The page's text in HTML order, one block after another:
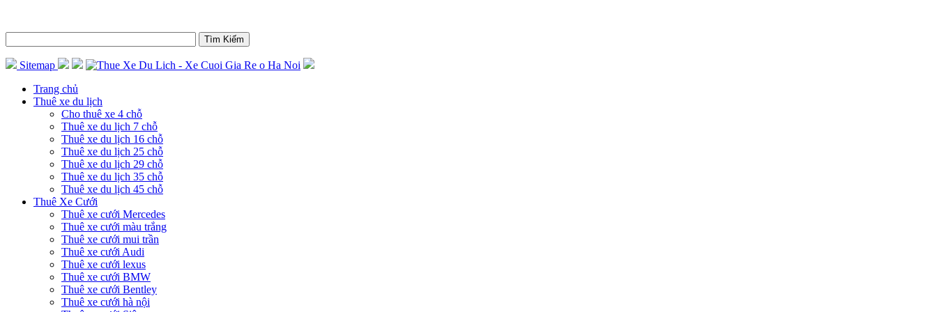
Sitemap
Trang chủ
Thuê xe du lịch
Cho thuê xe 4 chỗ
Thuê xe du lịch 7 chỗ
Thuê xe du lịch 16 chỗ
Thuê xe du lịch 25 chỗ
Thuê xe du lịch 29 chỗ
Thuê xe du lịch 35 chỗ
Thuê xe du lịch 45 chỗ
Thuê Xe Cưới
Thuê xe cưới Mercedes
Thuê xe cưới màu trắng
Thuê xe cưới mui trần
Thuê xe cưới Audi
Thuê xe cưới lexus
Thuê xe cưới BMW
Thuê xe cưới Bentley
Thuê xe cưới hà nội